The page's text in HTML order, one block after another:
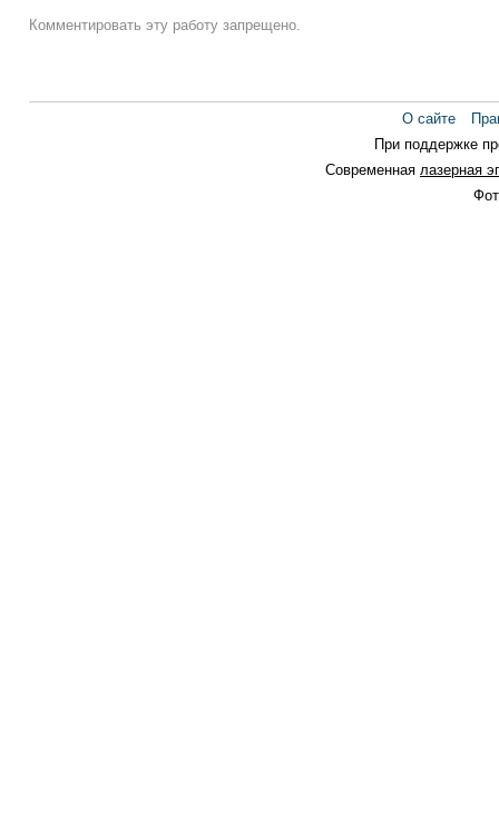
Комментировать эту работу запрещено.
О сайте
При поддержке
Современная лазерная